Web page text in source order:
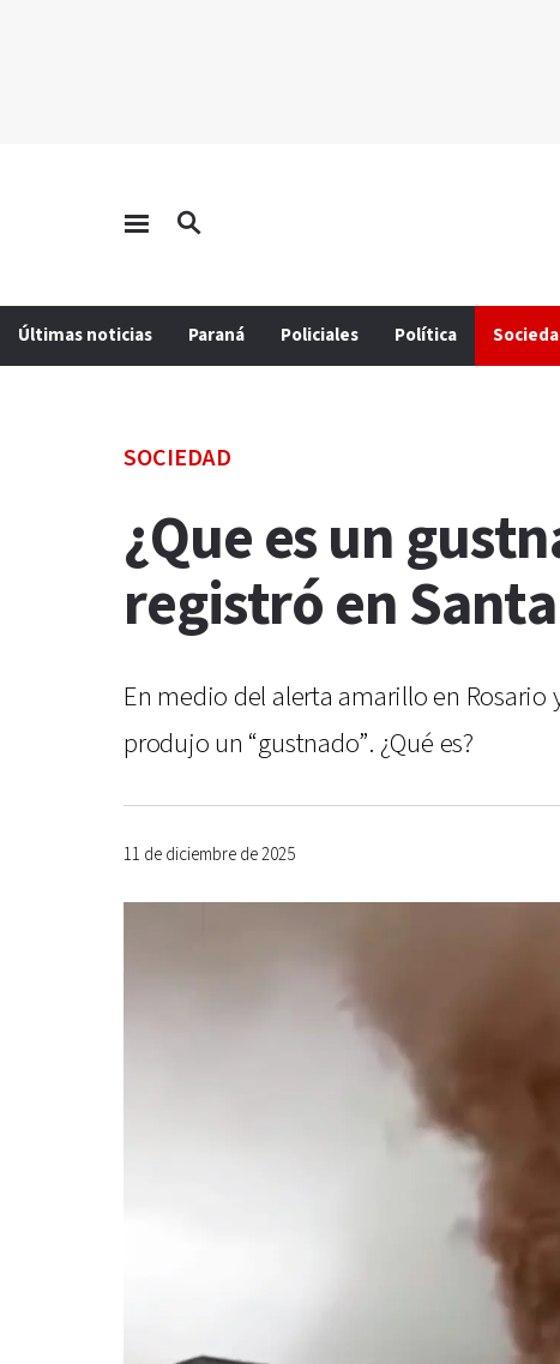
Últimas noticias Paraná Policiales Política
SOCIEDAD
¿Que es un
registró en
En medio del alerta amarillo en Rosario
produjo un “gustnado”. ¿Qué es?
11 de diciembre de 2025